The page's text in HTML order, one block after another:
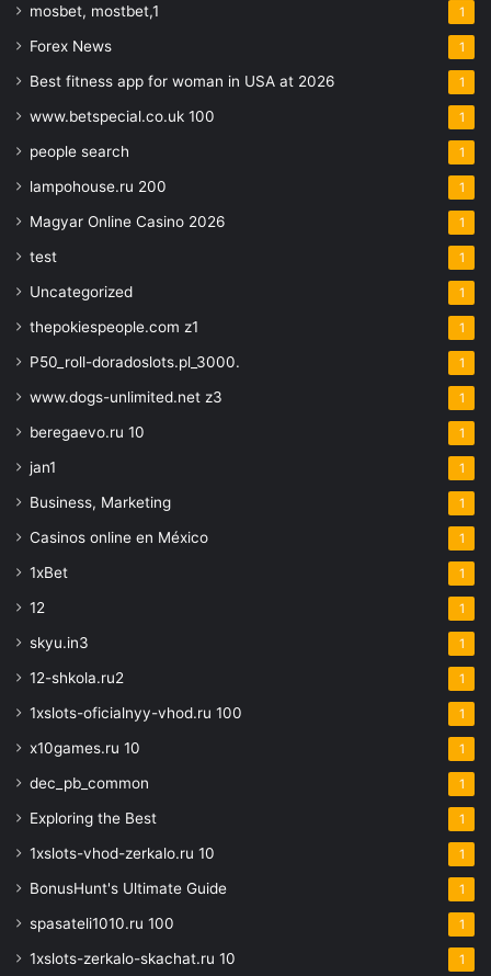
mosbet, mostbet,1 1
Forex News 1
Best fitness app for woman in USA at 2026 1
www.betspecial.co.uk 100 1
people search 1
lampohouse.ru 200 1
Magyar Online Casino 2026 1
test 1
Uncategorized 1
thepokiespeople.com z1 1
P50_roll-doradoslots.pl_3000. 1
www.dogs-unlimited.net z3 1
beregaevo.ru 10 1
jan1 1
Business, Marketing 1
Casinos online en México 1
1xBet 1
12 1
skyu.in3 1
12-shkola.ru2 1
1xslots-oficialnyy-vhod.ru 100 1
x10games.ru 10 1
dec_pb_common 1
Exploring the Best 1
1xslots-vhod-zerkalo.ru 10 1
BonusHunt's Ultimate Guide 1
spasateli1010.ru 100 1
1xslots-zerkalo-skachat.ru 10 1